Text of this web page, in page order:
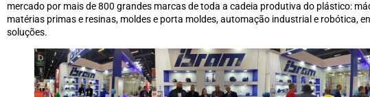
mercado por mais de 800 grandes marcas de toda a cadeia produtiva do plástico:
matérias primas e resinas, moldes e porta moldes, automação industrial e robótica,
soluções.